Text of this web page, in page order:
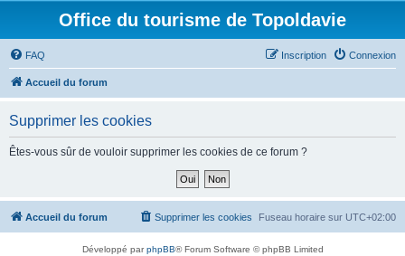
Office du tourisme de Topoldavie
FAQ Connexion
Inscription
Accueil du forum
Supprimer les cookies
Êtes-vous sûr de vouloir supprimer les cookies de ce forum ?
Accueil du forum Fuseau horaire sur UTC+02:00
Supprimer les cookies
Développé parphpBB® Forum Software © phpBB Limited